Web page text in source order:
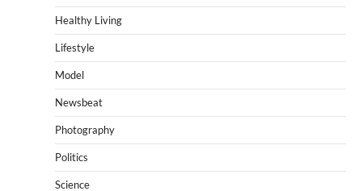
Healthy Living
Lifestyle
Model
Newsbeat
Photography
Politics
Science